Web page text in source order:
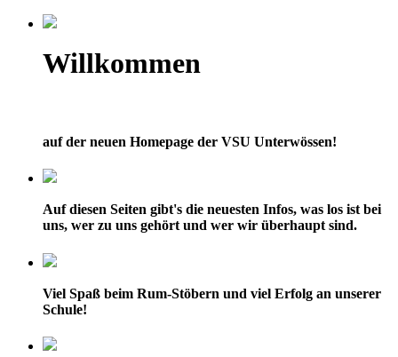
Willkommen
auf der neuen Homepage der VSU Unterwössen!
Auf diesen Seiten gibt's die neuesten Infos, was los ist bei
uns, wer zu uns gehört und wer wir überhaupt sind.
Viel Spaß beim Rum-Stöbern und viel Erfolg an unserer
Schule!